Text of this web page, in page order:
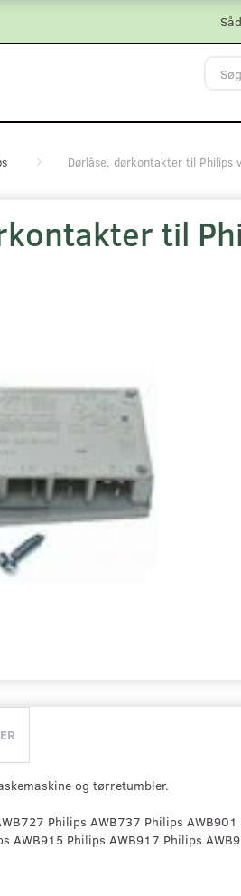
Dørlåse, dørkontakter til Philips
til
og tørretumbler.
Philips AWB737 Philips
AWB915 Philips AWB917 Philips